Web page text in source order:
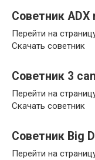
Советник ADX
Перейти на
Скачать советник
Советник 3
Перейти на
Скачать советник
Советник Big
Перейти на